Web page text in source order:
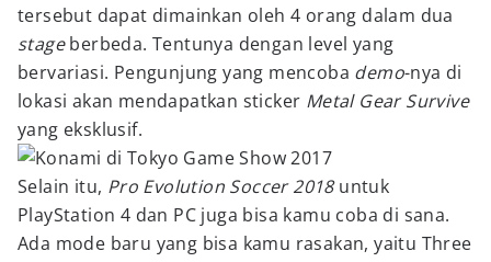
tersebut dapat dimainkan oleh 4 orang dalam dua
stageberbeda. Tentunya dengan level yang
bervariasi. Pengunjung yang mencoba demo-nya di
lokasi akan mendapatkan sticker Metal Gear Survive
yang eksklusif.
Selain itu, Pro Evolution Soccer 2018untuk
PlayStation 4 dan PC juga bisa kamu coba di sana.
Ada mode baru yang bisa kamu rasakan, yaitu Three